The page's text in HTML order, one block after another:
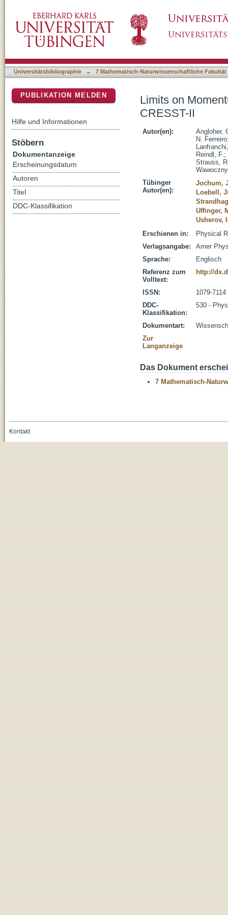
Universitätsbibliographie → 7 Mathematisch-Naturwissenschaftliche Fakultät
Limits on
CRESST-II
Autor(en):
Angloher,
N. Ferreiro
Reindl, F.;
Strauss,
Tübinger
Autor(en):
Jochum,
Loebell,
Uffinger,
Usherov,
Erschienen in:
Physical
Verlagsangabe:
Amer
Sprache:
Englisch
Referenz zum
Volltext:
http://
ISSN:
1079-7114
DDC-
Klassifikation:
530 -
Dokumentart:
Zur
Langanzeige
Das Dokument
7 Mathematisch-
PUBLIKATION MELDEN
Hilfe und Informationen
Stöbern
Dokumentanzeige
Erscheinungsdatum
Autoren
Titel
DDC-Klassifikation
Kontakt